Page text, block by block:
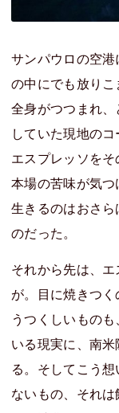
サンパウロの空
の中にでも放り
全身がつつまれ
していた現地の
エスプレッソを
本場の苦味が気
生きるのはおさ
のだった。
それから先は、
が。目に焼きつく
うつくしいもの
いる現実に、南
る。そしてこう
ないもの、それ